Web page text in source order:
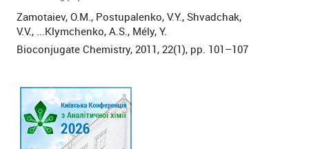
Zamotaiev, O.M., Postupalenko, V.Y., Shvadchak,
V.V., ...Klymchenko, A.S., Mély, Y.
Bioconjugate Chemistry, 2011, 22(1), pp. 101–107